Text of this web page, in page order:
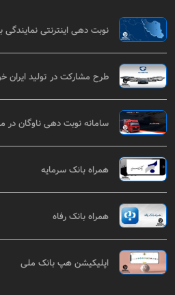
نوبت دهی اینترنتی نمایندگی
طرح مشارکت در تولید ایران
سامانه نوبت دهی ناوگان در
همراه بانک سرمایه
همراه بانک رفاه
اپلیکیشن هپ بانک ملی